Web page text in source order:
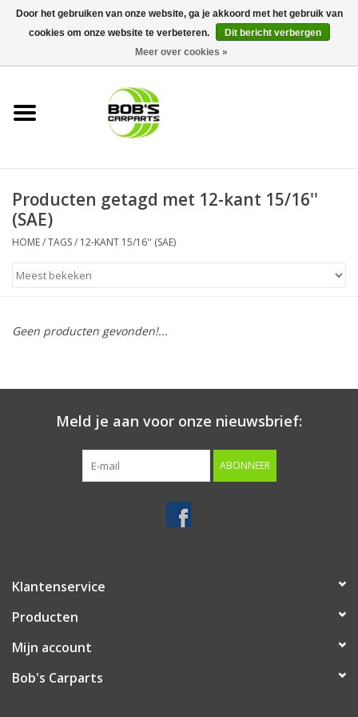
0 Artikelen - €0,00
KS TOOLS
Next Gereedschapswagens
Starten & laden
Handgereedschap
Serenco
Competition tools
Producten getagd met 12-kant 15/16''
(SAE)
HOME/TAGS/ 12-KANT 15/16'' (SAE)
Geen producten gevonden!...
Meld je aan voor onze nieuwsbrief:
ABONNEER
Klantenservice
Producten
Mijn account
Bob's Carparts
Door het gebruiken van onze website, ga je akkoord met het gebruik van
cookies om onze website te verbeteren.
Dit bericht verbergen
Meer over cookies »